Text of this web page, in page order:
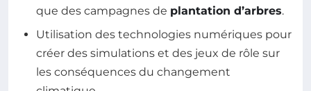
que des campagnes de plantation d’arbres.
Utilisation des technologies numériques pour
créer des simulations et des jeux de rôle sur
les conséquences du changement